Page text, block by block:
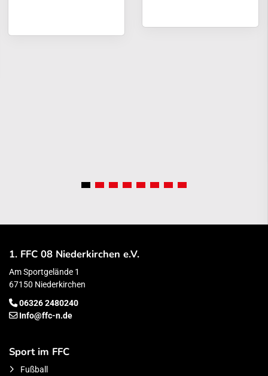
1. FFC 08 Niederkirchen e.V.
Am Sportgelände 1
67150 Niederkirchen
06326 2480240
Info@ffc-n.de
Sport im FFC
Fußball